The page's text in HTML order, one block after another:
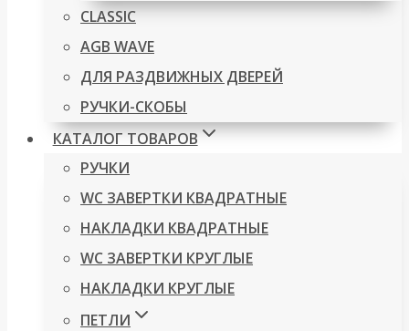
CLASSIC
AGB WAVE
ДЛЯ РАЗДВИЖНЫХ ДВЕРЕЙ
РУЧКИ-СКОБЫ
КАТАЛОГ ТОВАРОВ
РУЧКИ
WC ЗАВЕРТКИ КВАДРАТНЫЕ
НАКЛАДКИ КВАДРАТНЫЕ
WC ЗАВЕРТКИ КРУГЛЫЕ
НАКЛАДКИ КРУГЛЫЕ
ПЕТЛИ